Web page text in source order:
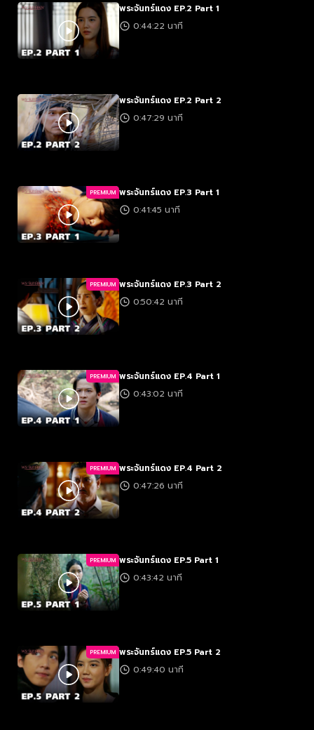
พระจันทร์แดง EP.2 Part 1
0:44:22 นาที
พระจันทร์แดง EP.2 Part 2
0:47:29 นาที
PREMIUM พระจันทร์แดง EP.3 Part 1
0:41:45 นาที
PREMIUM พระจันทร์แดง EP.3 Part 2
0:50:42 นาที
PREMIUM พระจันทร์แดง EP.4 Part 1
0:43:02 นาที
PREMIUM พระจันทร์แดง EP.4 Part 2
0:47:26 นาที
PREMIUM พระจันทร์แดง EP.5 Part 1
0:43:42 นาที
PREMIUM พระจันทร์แดง EP.5 Part 2
0:49:40 นาที